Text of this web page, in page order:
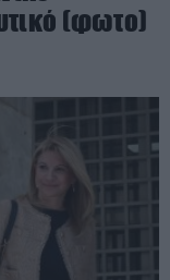
(φωτο)